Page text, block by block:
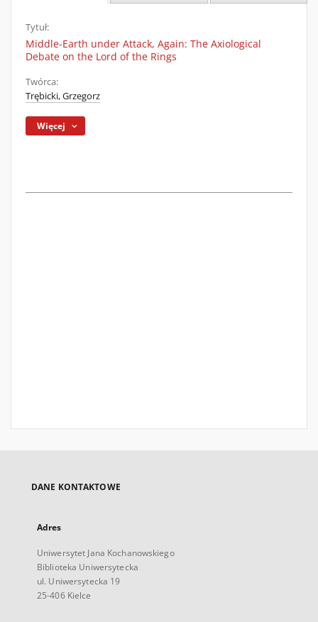
Tytuł:
Middle-Earth under Attack, Again: The Axiological
Debate on the Lord of the Rings
Twórca:
Trębicki, Grzegorz
Więcej
DANE KONTAKTOWE
Adres
Uniwersytet Jana Kochanowskiego
Biblioteka Uniwersytecka
ul. Uniwersytecka 19
25-406 Kielce